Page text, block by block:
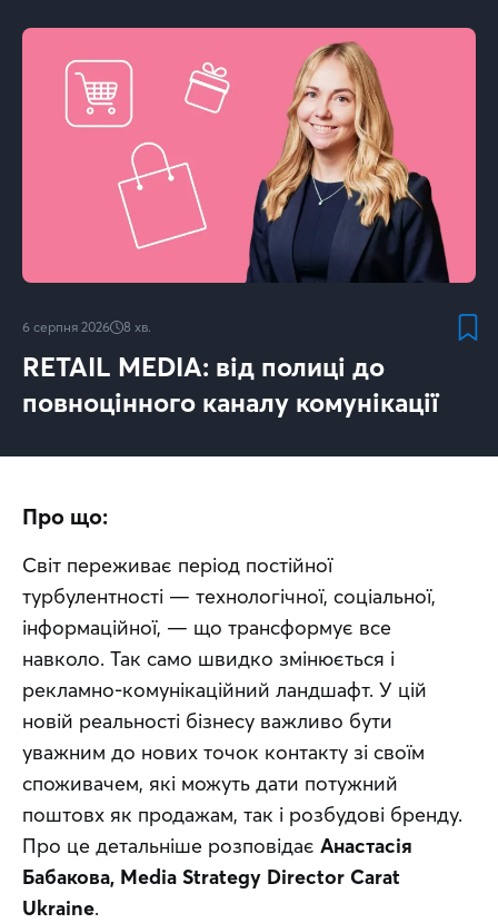
6 серпня 2026 8 хв.
RETAIL MEDIA: від полиці до
повноцінного каналу комунікації
Про що:
Світ переживає період постійної
турбулентності — технологічної, соціальної,
інформаційної, — що трансформує все
навколо. Так само швидко змінюється і
рекламно-комунікаційний ландшафт. У цій
новій реальності бізнесу важливо бути
уважним до нових точок контакту зі своїм
споживачем, які можуть дати потужний
поштовх як продажам, так і розбудові бренду.
Про це детальніше розповідає Анастасія
Бабакова, Media Strategy Director Carat
Ukraine.